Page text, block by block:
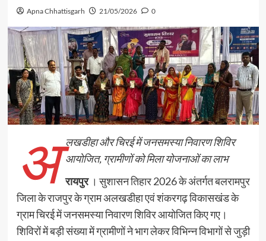
Apna Chhattisgarh 21/05/2026 0
अ लखडीहा और चिरई में जनसमस्या निवारण शिविर
आयोजित, ग्रामीणों को मिला योजनाओं का लाभ
रायपुर। सुशासन तिहार 2026 के अंतर्गत बलरामपुर
जिला के राजपुर के ग्राम अलखडीहा एवं शंकरगढ़ विकासखंड के
ग्राम चिरई में जनसमस्या निवारण शिविर आयोजित किए गए।
शिविरों में बड़ी संख्या में ग्रामीणों ने भाग लेकर विभिन्न विभागों से जुड़ी